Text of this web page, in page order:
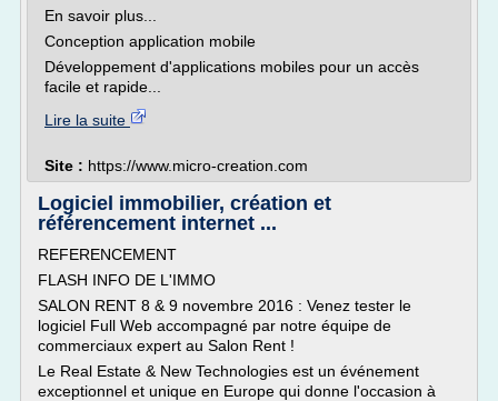
En savoir plus...
Conception application mobile
Développement d'applications mobiles pour un accès
facile et rapide...
Lire la suite
Site : https://www.micro-creation.com
Logiciel immobilier, création et
référencement internet ...
REFERENCEMENT
FLASH INFO DE L'IMMO
SALON RENT 8 & 9 novembre 2016 : Venez tester le
logiciel Full Web accompagné par notre équipe de
commerciaux expert au Salon Rent !
Le Real Estate & New Technologies est un événement
exceptionnel et unique en Europe qui donne l'occasion à